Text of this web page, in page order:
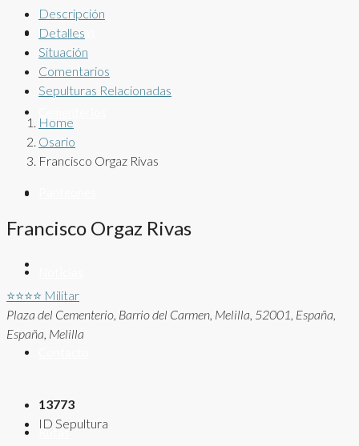
Sepulturas
Rutas
Descripción
Detalles
Situación
Comentarios
Sepulturas Relacionadas
Home
Osario
Francisco Orgaz Rivas
Francisco Orgaz Rivas
⭐⭐⭐⭐ Militar
Plaza del Cementerio, Barrio del Carmen, Melilla, 52001, España,
España, Melilla
13773
ID Sepultura